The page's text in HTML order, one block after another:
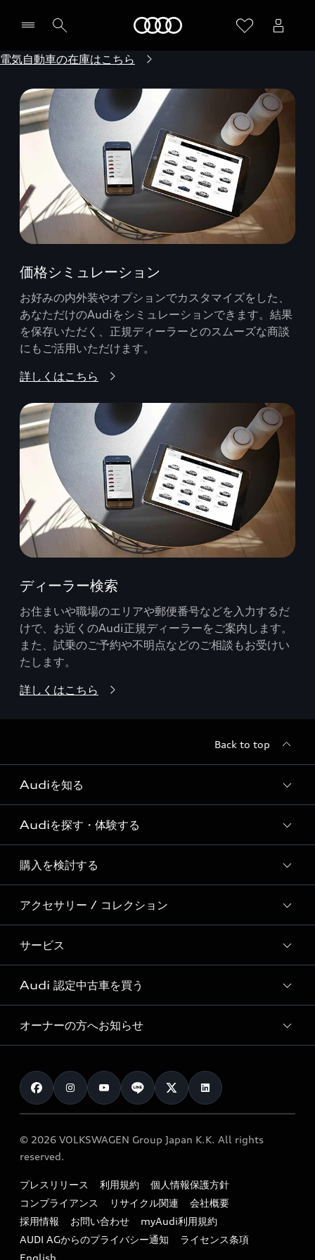
電気自動車の在庫はこちら
価格シミュレーション
お好みの内外装やオプションでカスタマイズをした、
あなただけのAudiをシミュレーションできます。結果
を保存いただく、正規ディーラーとのスムーズな商談
にもご活用いただけます。
詳しくはこちら
ディーラー検索
お住まいや職場のエリアや郵便番号などを入力するだ
けで、お近くのAudi正規ディーラーをご案内します。
また、試乗のご予約や不明点などのご相談もお受けい
たします。
詳しくはこちら
Back to top
Audiを知る
Audi ブランド
Story of Progress
Audi Sport
Formula 1®
デジタルサービス
Audiを探す・体験する
ディーラー検索
新車在庫検索
試乗車・展示車検索
見積り依頼
試乗予約
購入を検討する
モデル一覧
特別仕様モデル / 限定モデル
e-tronラインアップ
価格シミュレーション
車両比較
カタログ一覧
アクセサリー / コレクション
純正アクセサリー
オンラインショップ
Audi collection
アウディナビアプリ
サービス
サービス入庫予約
サービスプログラム
メンテナンス
車検 / 定期点検
e-tronアフターサポート
myAudi
Audi 認定中古車を買う
Audi認定中古車
クオリティ
保証
メンテナンス
ファイナンス
キャンペーン / イベント
買取査定
オーナーの方へお知らせ
お知らせ
オーナー様向けキャンペーン
特定整備適用車一覧
リサイクル法
よくある質問（FAQ）
© 2026 VOLKSWAGEN Group Japan K.K. All rights
reserved.
プレスリリース 利用規約
個人情報保護方針
コンプライアンス
リサイクル関連
会社概要
採用情報
お問い合わせ
myAudi利用規約
AUDI AGからのプライバシー通知
ライセンス条項
English